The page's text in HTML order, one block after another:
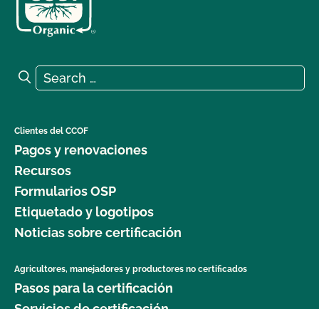
Search for:
Search
Clientes del CCOF
Pagos y renovaciones
Recursos
Formularios OSP
Etiquetado y logotipos
Noticias sobre certificación
Agricultores, manejadores y productores no certificados
Pasos para la certificación